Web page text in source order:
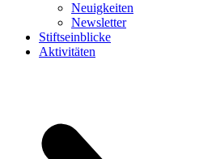
Neuigkeiten
Newsletter
Stiftseinblicke
Aktivitäten